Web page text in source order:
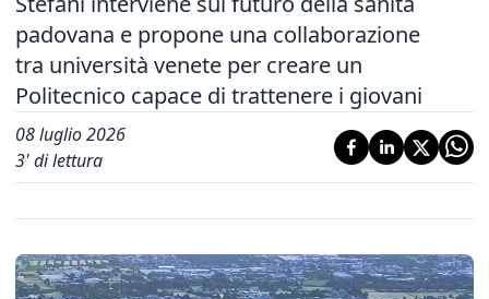
padovana e propone una collaborazione
tra università venete per creare un
Politecnico capace di trattenere i giovani
08 luglio 2026
3' di lettura